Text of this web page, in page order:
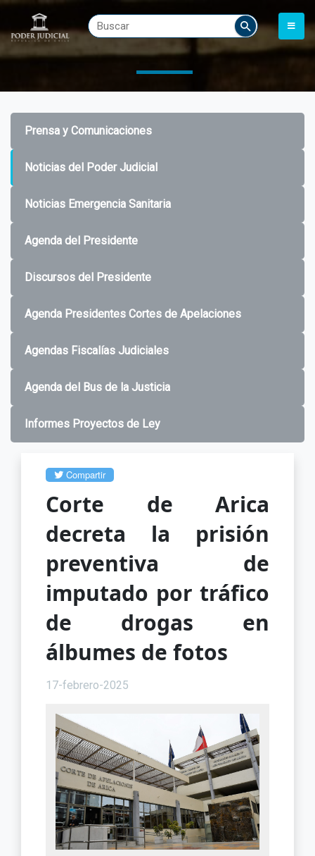
Prensa y Comunicaciones
Noticias del Poder Judicial
Noticias Emergencia Sanitaria
Agenda del Presidente
Discursos del Presidente
Agenda Presidentes Cortes de Apelaciones
Agendas Fiscalías Judiciales
Agenda del Bus de la Justicia
Informes Proyectos de Ley
Compartir
Corte de Arica
decreta la prisión
preventiva de
imputado por tráfico
de drogas en
álbumes de fotos
17-febrero-2025